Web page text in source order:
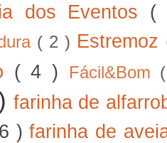
dos Eventos (
( 2 ) Estremoz
( 4 ) Fácil&Bom
farinha de
)farinha de